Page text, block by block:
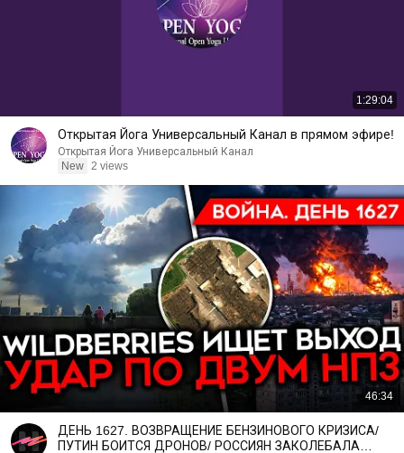
1:29:04
Открытая Йога Универсальный Канал в прямом эфире!
Открытая Йога Универсальный Канал
New 2 views
46:34
ДЕНЬ 1627. ВОЗВРАЩЕНИЕ БЕНЗИНОВОГО КРИЗИСА/
ПУТИН БОИТСЯ ДРОНОВ/ РОССИЯН ЗАКОЛЕБАЛА